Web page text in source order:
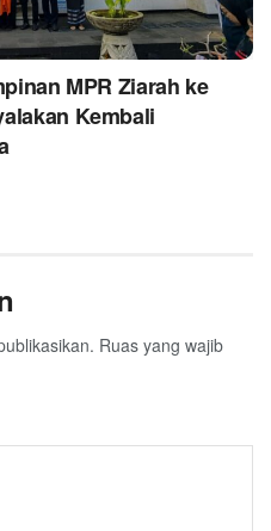
MPR Ziarah ke
Kembali
Ruas yang wajib